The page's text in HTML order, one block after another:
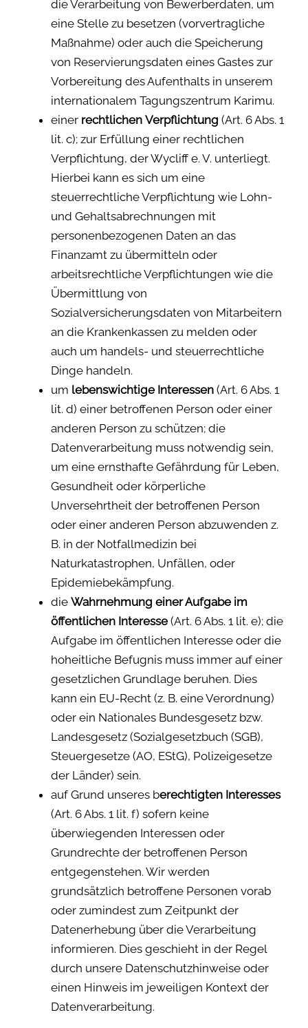
die Verarbeitung von Bewerberdaten, um
eine Stelle zu besetzen (vorvertragliche
Maßnahme) oder auch die Speicherung
von Reservierungsdaten eines Gastes zur
Vorbereitung des Aufenthalts in unserem
internationalem Tagungszentrum Karimu.
einer rechtlichen Verpflichtung (Art. 6 Abs. 1
lit. c); zur Erfüllung einer rechtlichen
Verpflichtung, der Wycliff e. V. unterliegt.
Hierbei kann es sich um eine
steuerrechtliche Verpflichtung wie Lohn-
und Gehaltsabrechnungen mit
personenbezogenen Daten an das
Finanzamt zu übermitteln oder
arbeitsrechtliche Verpflichtungen wie die
Übermittlung von
Sozialversicherungsdaten von Mitarbeitern
an die Krankenkassen zu melden oder
auch um handels- und steuerrechtliche
Dinge handeln.
um lebenswichtige Interessen (Art. 6 Abs. 1
lit. d) einer betroffenen Person oder einer
anderen Person zu schützen; die
Datenverarbeitung muss notwendig sein,
um eine ernsthafte Gefährdung für Leben,
Gesundheit oder körperliche
Unversehrtheit der betroffenen Person
oder einer anderen Person abzuwenden z.
B. in der Notfallmedizin bei
Naturkatastrophen, Unfällen, oder
Epidemiebekämpfung.
die Wahrnehmung einer Aufgabe im
öffentlichen Interesse(Art. 6 Abs. 1 lit. e); die
Aufgabe im öffentlichen Interesse oder die
hoheitliche Befugnis muss immer auf einer
gesetzlichen Grundlage beruhen. Dies
kann ein EU-Recht (z. B. eine Verordnung)
oder ein Nationales Bundesgesetz bzw.
Landesgesetz (Sozialgesetzbuch (SGB),
Steuergesetze (AO, EStG), Polizeigesetze
der Länder) sein.
auf Grund unseres berechtigten Interesses
(Art. 6 Abs. 1 lit. f) sofern keine
überwiegenden Interessen oder
Grundrechte der betroffenen Person
entgegenstehen. Wir werden
grundsätzlich betroffene Personen vorab
oder zumindest zum Zeitpunkt der
Datenerhebung über die Verarbeitung
informieren. Dies geschieht in der Regel
durch unsere Datenschutzhinweise oder
einen Hinweis im jeweiligen Kontext der
Datenverarbeitung.